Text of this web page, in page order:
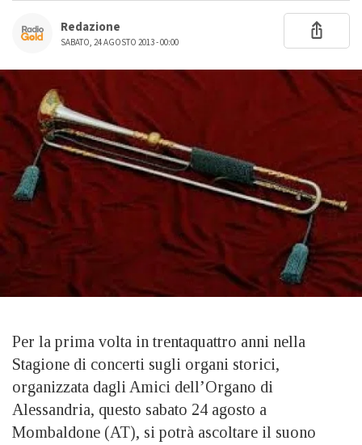
Redazione
SABATO, 24 AGOSTO 2013 - 00:00
Per la prima volta in trentaquattro anni nella
Stagione di concerti sugli organi storici,
organizzata dagli Amici dell’Organo di
Alessandria, questo sabato 24 agosto a
Mombaldone (AT), si potrà ascoltare il suono